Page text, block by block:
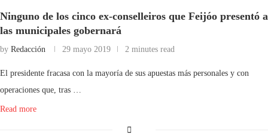
Ninguno de los cinco ex-conselleiros que Feijóo presentó a
las municipales gobernará
by Redacción 29 mayo 2019 2 minutes read
El presidente fracasa con la mayoría de sus apuestas más personales y con
operaciones que, tras …
Read more